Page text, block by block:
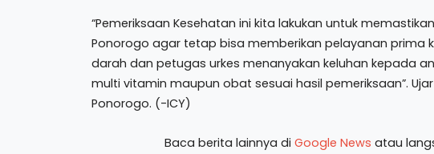
“Pemeriksaan Kesehatan ini kita lakukan untuk
Ponorogo agar tetap bisa memberikan pelayanan prima
darah dan petugas urkes menanyakan keluhan kepada
multi vitamin maupun obat sesuai hasil pemeriksaan”.
Ponorogo. (-ICY)
Baca berita lainnya di Google News atau